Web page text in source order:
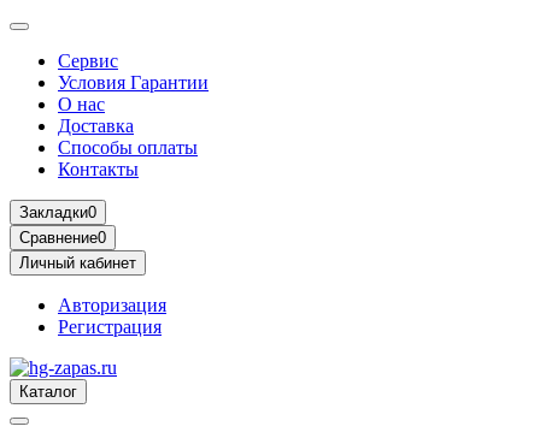
Сервис
Условия Гарантии
О нас
Доставка
Способы оплаты
Контакты
Закладки0
Сравнение0
Личный кабинет
Авторизация
Регистрация
Каталог